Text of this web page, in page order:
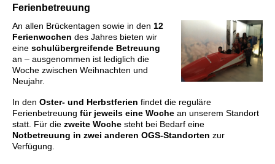
Ferienbetreuung
An allen Brückentagen sowie in den 12
Ferienwochen des Jahres bieten wir
eine schulübergreifende Betreuung
an – ausgenommen ist lediglich die
Woche zwischen Weihnachten und
Neujahr.
In den Oster- und Herbstferien findet die reguläre
Ferienbetreuung für jeweils eine Woche an unserem Standort
statt. Für die zweite Woche steht bei Bedarf eine
Notbetreuung in zwei anderen OGS-Standorten zur
Verfügung.